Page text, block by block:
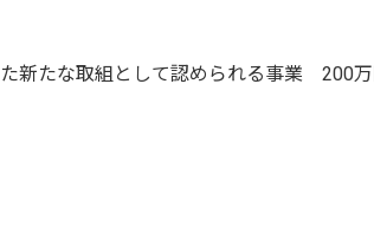
新たな取組として認められる事業 200